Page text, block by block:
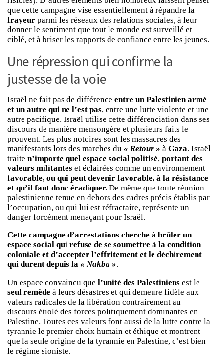
que cette campagne vise essentiellement à répandre la
frayeur parmi les réseaux des relations sociales, à leur
donner le sentiment que tout le monde est surveillé et
ciblé, et à briser les rapports de confiance entre les jeunes.
Une répression qui confirme la
justesse de la voie
Israël ne fait pas de différence entre un Palestinien armé
et un autre qui ne l’est pas, entre une lutte violente et une
autre pacifique. Israël utilise cette différenciation dans ses
discours de manière mensongère et plusieurs faits le
prouvent. Les plus notoires sont les massacres des
manifestants lors des marches du « Retour » à Gaza. Israël
traite n’importe quel espace social politisé, portant des
valeurs militantes et éclairées comme un environnement
favorable, ou qui peut devenir favorable, à la résistance
et qu’il faut donc éradiquer. De même que toute réunion
palestinienne tenue en dehors des cadres précis établis par
l’occupation, ou qui lui est réfractaire, représente un
danger forcément menaçant pour Israël.
Cette campagne d’arrestations cherche à brûler un
espace social qui refuse de se soumettre à la condition
coloniale et d’accepter l’effritement et le déchirement
qui durent depuis la « Nakba ».
Un espace convaincu que l’unité des Palestiniens est le
seul remède à leurs désastres et qui demeure fidèle aux
valeurs radicales de la libération contrairement au
discours étiolé des forces politiquement dominantes en
Palestine. Toutes ces valeurs font aussi de la lutte contre la
tyrannie le premier choix humain et éthique et montrent
que la seule origine de la tyrannie en Palestine, c’est bien
le régime sioniste.